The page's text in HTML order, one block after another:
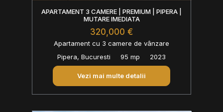
APARTAMENT 3 CAMERE | PREMIUM | PIPERA |
MUTARE IMEDIATA
320,000 €
Apartament cu 3 camere de vânzare
Pipera, Bucuresti
95 mp 2023
Vezi mai multe detalii